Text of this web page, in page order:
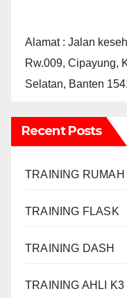
Alamat : Jalan
Rw.009, Cipayung,
Selatan, Banten
Recent Posts
TRAINING RUMAH
TRAINING FLASK
TRAINING DASH
TRAINING AHLI K3